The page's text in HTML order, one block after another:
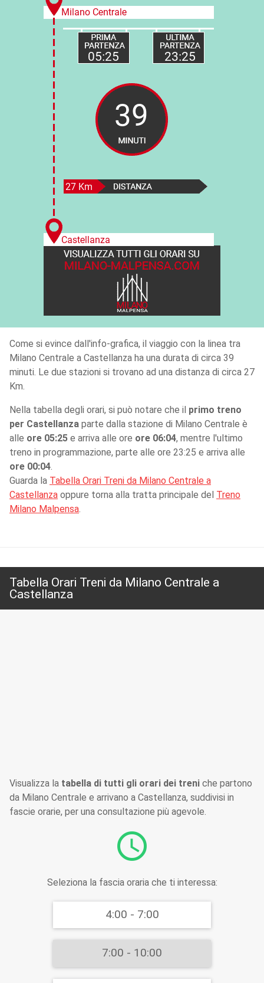
Come si evince dall'info-grafica, il viaggio con la linea tra
Milano Centrale a Castellanza ha una durata di circa 39
minuti. Le due stazioni si trovano ad una distanza di circa 27
Km.
Nella tabella degli orari, si può notare che il primo treno
per Castellanza parte dalla stazione di Milano Centrale è
alle ore 05:25 e arriva alle ore ore 06:04, mentre l'ultimo
treno in programmazione, parte alle ore 23:25 e arriva alle
ore 00:04
Guarda la Tabella Orari Treni da Milano Centrale a
Castellanza oppure torna alla tratta principale del Treno
Milano Malpensa
Tabella Orari Treni da Milano Centrale a
Castellanza
Visualizza la tabella di tutti gli orari dei treni che partono
da Milano Centrale e arrivano a Castellanza, suddivisi in
fascie orarie, per una consultazione più agevole.
schedule
Seleziona la fascia oraria che ti interessa:
4:00 - 7:00
7:00 - 10:00